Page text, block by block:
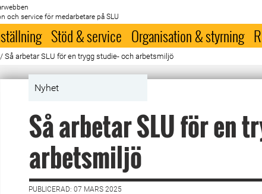
och service för medarbetare på SLU
Stöd & service Organisation & styrning
/ Så arbetar SLU för en trygg studie- och arbetsmiljö
Nyhet
Så arbetar SLU för en
arbetsmiljö
PUBLICERAD: 07 MARS 2025